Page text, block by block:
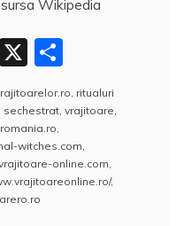
Wikipedia
Pi X
rt
aj
e
a
, ritualuri
sechestrat, vrajitoare,
,
witches.com,
online.com,
,